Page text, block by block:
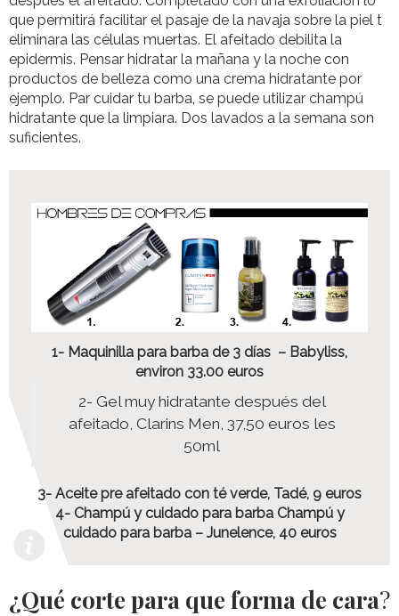
que permitirá facilitar el pasaje de la navaja sobre la piel t
eliminara las células muertas. El afeitado debilita la
epidermis. Pensar hidratar la mañana y la noche con
productos de belleza como una crema hidratante por
ejemplo. Par cuidar tu barba, se puede utilizar champú
hidratante que la limpiara. Dos lavados a la semana son
suficientes.
1- Maquinilla para barba de 3 días – Babyliss,
environ 33.00 euros
2- Gel muy hidratante después del
afeitado, Clarins Men, 37,50 euros les
50ml
3- Aceite pre afeitado con té verde, Tadé, 9 euros
4- Champú y cuidado para barba Champú y
cuidado para barba – Junelence, 40 euros
¿Qué corte para que forma de cara?